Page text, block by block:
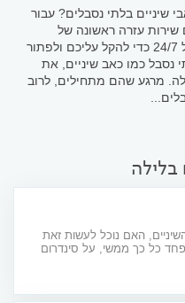
בלתי נסבלים? עבור
שירות עזרה ראשונה של
Arman Dental Clinic בירושלים, הפועל 24/7 כדי להקל עליכם ולפתור
נסבל כמו כאב שיניים, את
מרגע שהם מתחילים, לרוב
בלילה
האם נוכל לעשות זאת
כל כך ממשי, על סינדרום